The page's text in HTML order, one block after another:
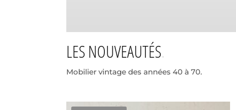
LES NOUVEAUTÉS
Mobilier vintage des années 40 à 70.